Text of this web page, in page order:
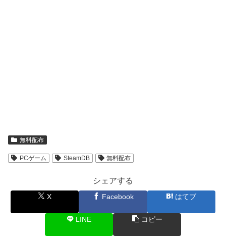
無料配布
PCゲーム SteamDB 無料配布
シェアする
X Facebook はてブ
LINE コピー